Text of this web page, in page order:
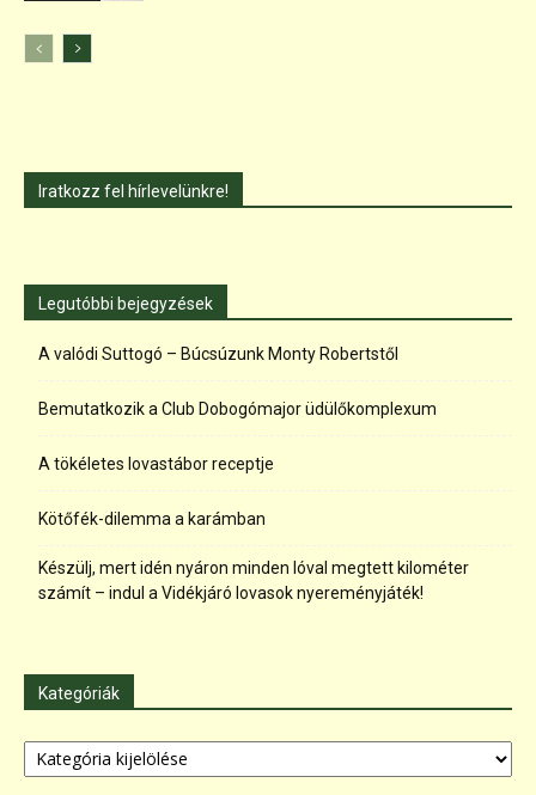
Iratkozz fel hírlevelünkre!
Legutóbbi bejegyzések
A valódi Suttogó – Búcsúzunk Monty Robertstől
Bemutatkozik a Club Dobogómajor üdülőkomplexum
A tökéletes lovastábor receptje
Kötőfék-dilemma a karámban
Készülj, mert idén nyáron minden lóval megtett kilométer
számít – indul a Vidékjáró lovasok nyereményjáték!
Kategóriák
Kategóriák